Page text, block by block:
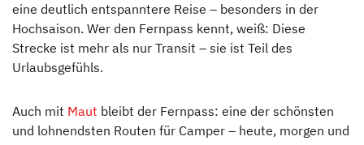
eine deutlich entspanntere Reise – besonders in der
Hochsaison. Wer den Fernpass kennt, weiß: Diese
Strecke ist mehr als nur Transit – sie ist Teil des
Urlaubsgefühls.
Auch mit Maut bleibt der Fernpass: eine der schönsten
und lohnendsten Routen für Camper – heute, morgen und